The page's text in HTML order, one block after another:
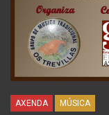
AXENDA MÚSICA